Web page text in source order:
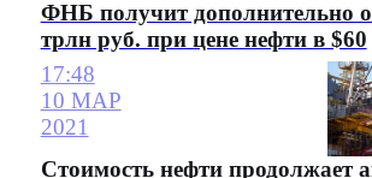
ФНБ получит дополнительно
трлн руб. при цене нефти в $60
17:48
10 МАР
2021
Стоимость нефти продолжает